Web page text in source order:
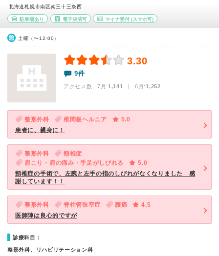
北海道札幌市南区南三十三条西
駐車場あり 電子決済可 マイナ受付 (スマホ可)
土曜（〜12:00）
3.30
9件
アクセス数 7月:1,141 | 6月:1,252
整形外科 椎間板ヘルニア
5.0
患者に、親身に！
整形外科
頸椎症
肩こり・肩の痛み・手足がしびれる
5.0
頸椎症の手術で、左腕と左手の指のしびれがなくなりました 感
謝しています！！
整形外科 脊柱管狭窄症 腰痛
4.5
医師陣は良心的ですが
診療科目：
整形外科、リハビリテーション科